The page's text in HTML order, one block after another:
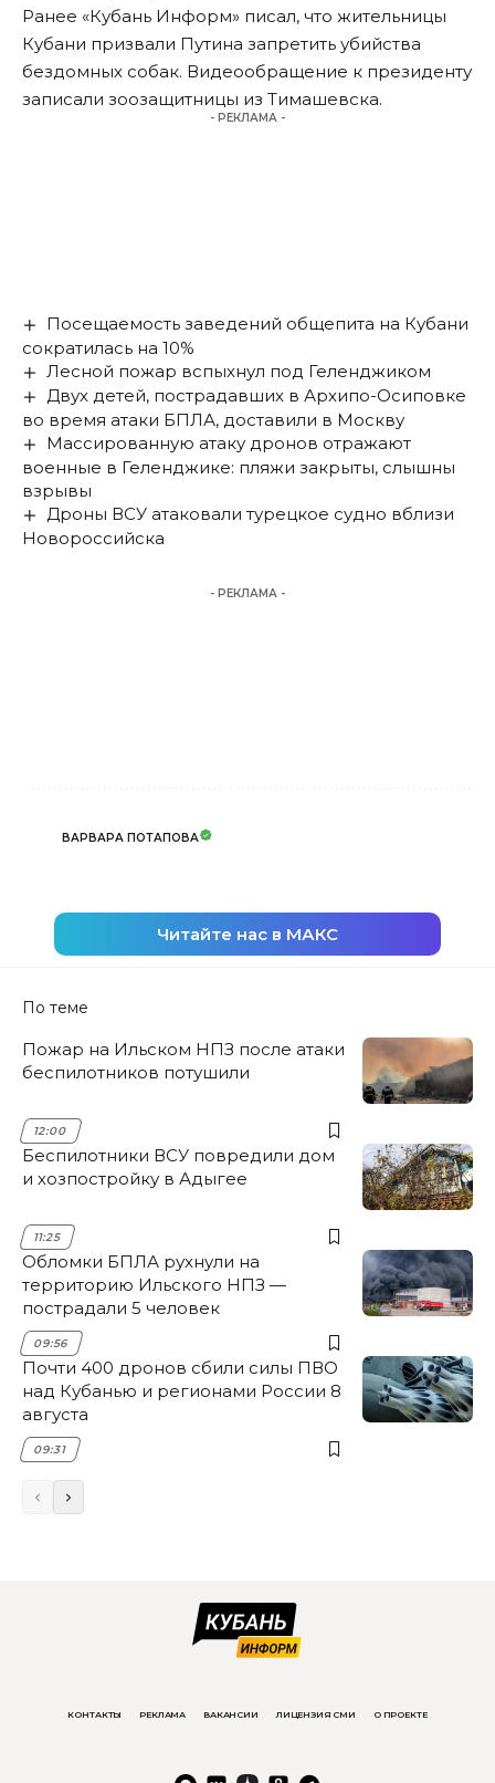
Ранее «Кубань Информ» писал, что жительницы
Кубани призвали Путина запретить убийства
бездомных собак. Видеообращение к президенту
записали зоозащитницы из Тимашевска.
- РЕКЛАМА -
Посещаемость заведений общепита на Кубани
сократилась на 10%
Лесной пожар вспыхнул под Геленджиком
Двух детей, пострадавших в Архипо-Осиповке
во время атаки БПЛА, доставили в Москву
Массированную атаку дронов отражают
военные в Геленджике: пляжи закрыты, слышны
взрывы
Дроны ВСУ атаковали турецкое судно вблизи
Новороссийска
- РЕКЛАМА -
ВАРВАРА ПОТАПОВА
Читайте нас в МАКС
По теме
Пожар на Ильском НПЗ после атаки
беспилотников потушили
12:00
Беспилотники ВСУ повредили дом
и хозпостройку в Адыгее
11:25
Обломки БПЛА рухнули на
территорию Ильского НПЗ —
пострадали 5 человек
09:56
Почти 400 дронов сбили силы ПВО
над Кубанью и регионами России 8
августа
09:31
КОНТАКТЫ РЕКЛАМА ВАКАНСИИ ЛИЦЕНЗИЯ СМИ О ПРОЕКТЕ